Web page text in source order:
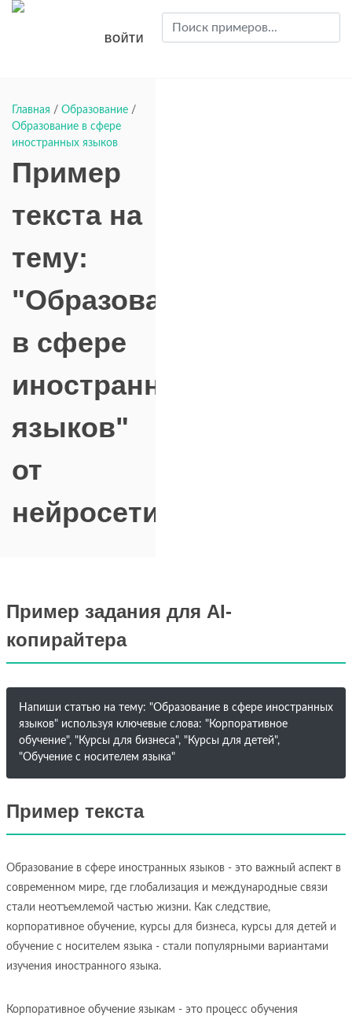
ВОЙТИ
Главная / Образование /
Образование в сфере
иностранных языков
Пример
текста на
тему:
"Образование
в сфере
иностранных
языков"
от
нейросети
Пример задания для AI-
копирайтера
Напиши статью на тему: "Образование в сфере иностранных
языков" используя ключевые слова: "Корпоративное
обучение", "Курсы для бизнеса", "Курсы для детей",
"Обучение с носителем языка"
Пример текста
Образование в сфере иностранных языков - это важный аспект в
современном мире, где глобализация и международные связи
стали неотъемлемой частью жизни. Как следствие,
корпоративное обучение, курсы для бизнеса, курсы для детей и
обучение с носителем языка - стали популярными вариантами
изучения иностранного языка.
Корпоративное обучение языкам - это процесс обучения